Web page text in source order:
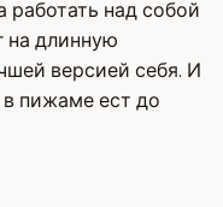
работать над собой
на длинную
версией себя. И
пижаме ест до